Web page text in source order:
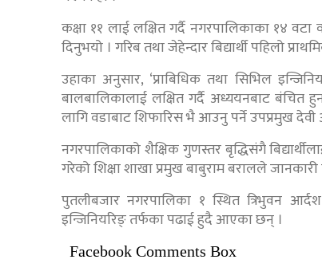
कक्षा ११ लाई लक्षित गर्दै नगरपालिकाका १४
दिनुभयो । गरिब तथा जेहेन्दार बिद्यार्थी पहिलो
उहाका अनुसार, ‘प्राबिधिक तथा सिभिल
बालबालिकालाई लक्षित गर्दै अध्ययनबाट बंचित
लागि वडाबाट शिफारिस भै आउनु पर्ने उपप्रमुख देवी
नगरपालिकाको शैक्षिक गुणस्तर बृद्धिसंगै
गरेको शिक्षा शाखा प्रमुख बाबुराम बरालले जानकारी
पुतलीबजार नगरपालिका १ स्थित त्रिभुवन
इन्जिनियरिङ् तर्फका पढाई हुदै आएका छन् ।
Facebook Comments Box